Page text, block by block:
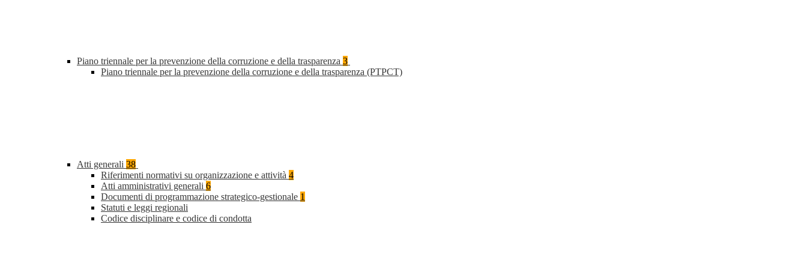
Piano triennale per la prevenzione della corruzione e della trasparenza 3
Piano triennale per la prevenzione della corruzione e della trasparenza (PTPCT)
Atti generali 38
Riferimenti normativi su organizzazione e attività 4
Atti amministrativi generali 6
Documenti di programmazione strategico-gestionale 1
Statuti e leggi regionali
Codice disciplinare e codice di condotta